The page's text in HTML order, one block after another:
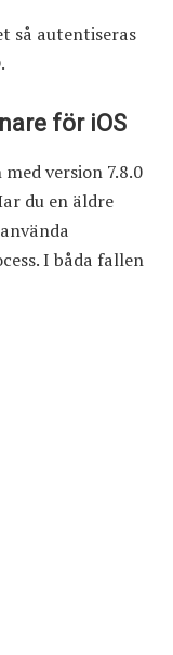
så autentiseras
för iOS
version 7.8.0
du en äldre
I båda fallen